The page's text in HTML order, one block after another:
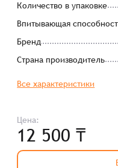
Количество в упаковке
Впитывающая
Бренд
Страна производитель
Все характеристики
Цена:
12 500 ₸